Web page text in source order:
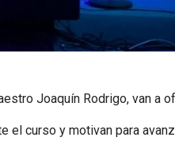
Joaquín Rodrigo, van a
curso y motivan para